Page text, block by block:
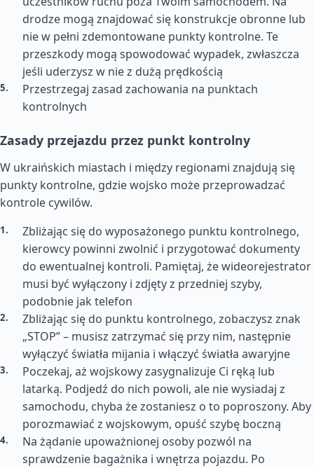
drodze mogą znajdować się konstrukcje obronne lub
nie w pełni zdemontowane punkty kontrolne. Te
przeszkody mogą spowodować wypadek, zwłaszcza
jeśli uderzysz w nie z dużą prędkością
Przestrzegaj zasad zachowania na punktach
kontrolnych
Zasady przejazdu przez punkt kontrolny
W ukraińskich miastach i między regionami znajdują się
punkty kontrolne, gdzie wojsko może przeprowadzać
kontrole cywilów.
Zbliżając się do wyposażonego punktu kontrolnego,
kierowcy powinni zwolnić i przygotować dokumenty
do ewentualnej kontroli. Pamiętaj, że wideorejestrator
musi być wyłączony i zdjęty z przedniej szyby,
podobnie jak telefon
Zbliżając się do punktu kontrolnego, zobaczysz znak
„STOP” – musisz zatrzymać się przy nim, następnie
wyłączyć światła mijania i włączyć światła awaryjne
Poczekaj, aż wojskowy zasygnalizuje Ci ręką lub
latarką. Podjedź do nich powoli, ale nie wysiadaj z
samochodu, chyba że zostaniesz o to poproszony. Aby
porozmawiać z wojskowym, opuść szybę boczną
Na żądanie upoważnionej osoby pozwól na
sprawdzenie bagażnika i wnętrza pojazdu. Po